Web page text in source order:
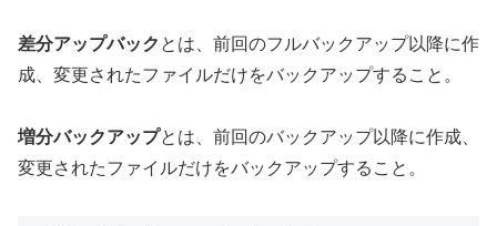
差分アップバック とは、前回のフルバックアップ以降に作
成、変更されたファイルだけをバックアップすること。
増分バックアップとは、前回のバックアップ以降に作成、
変更されたファイルだけをバックアップすること。